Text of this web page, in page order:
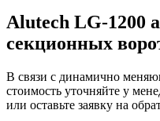
Alutech LG-1200
секционных
В связи с динамично
стоимость уточняйте у
или оставьте заявку на